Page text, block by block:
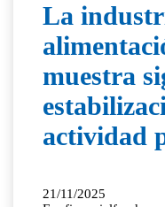
La
muestra
actividad
21/11/2025